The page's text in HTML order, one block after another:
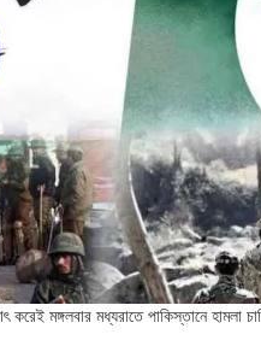
করেই মঙ্গলবার মধ্যরাতে পাকিস্তানে হামলা